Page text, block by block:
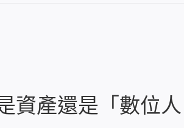
資產還是「數位人